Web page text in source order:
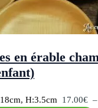
en érable
H:3.5cm 17.00€ –